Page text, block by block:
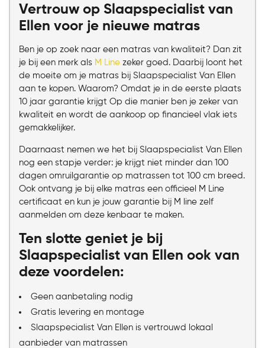
Vertrouw op Slaapspecialist van
Ellen voor je nieuwe matras
Ben je op zoek naar een matras van kwaliteit? Dan zit
je bij een merk als M Line zeker goed. Daarbij loont het
de moeite om je matras bij Slaapspecialist Van Ellen
aan te kopen. Waarom? Omdat je in de eerste plaats
10 jaar garantie krijgt Op die manier ben je zeker van
kwaliteit en wordt de aankoop op financieel vlak iets
gemakkelijker.
Daarnaast nemen we het bij Slaapspecialist Van Ellen
nog een stapje verder: je krijgt niet minder dan 100
dagen omruilgarantie op matrassen tot 100 cm breed.
Ook ontvang je bij elke matras een officieel M Line
certificaat en kun je jouw garantie bij M line zelf
aanmelden om deze kenbaar te maken.
Ten slotte geniet je bij
Slaapspecialist van Ellen ook van
deze voordelen:
Geen aanbetaling nodig
Gratis levering en montage
Slaapspecialist Van Ellen is vertrouwd lokaal
aanbieder van matrassen